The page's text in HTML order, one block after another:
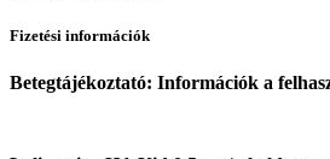
Fizetési információk
Betegtájékoztató: Információk a